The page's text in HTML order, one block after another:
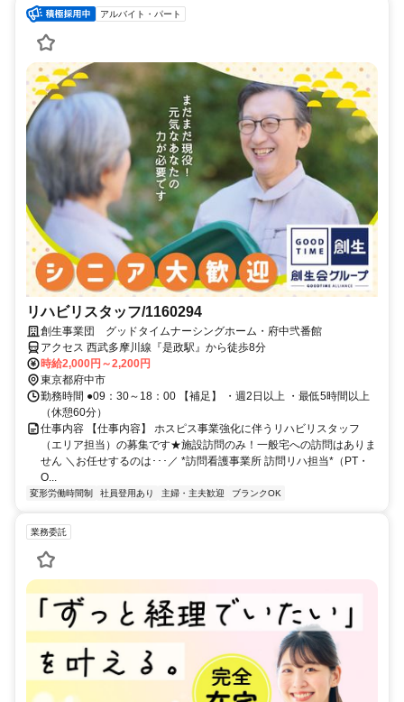
アルバイト・パート
リハビリスタッフ/1160294
創生事業団 グッドタイムナーシングホーム・府中弐番館
アクセス 西武多摩川線『是政駅』から徒歩8分
時給2,000円～2,200円
東京都府中市
勤務時間 ●09：30～18：00 【補足】 ・週2日以上 ・最低5時間以上
（休憩60分）
仕事内容 【仕事内容】 ホスピス事業強化に伴うリハビリスタッフ
（エリア担当）の募集です★施設訪問のみ！一般宅への訪問はありま
せん ＼お任せするのは･･･／ *訪問看護事業所 訪問リハ担当*（PT・
O...
変形労働時間制 社員登用あり 主婦・主夫歓迎 ブランクOK
業務委託